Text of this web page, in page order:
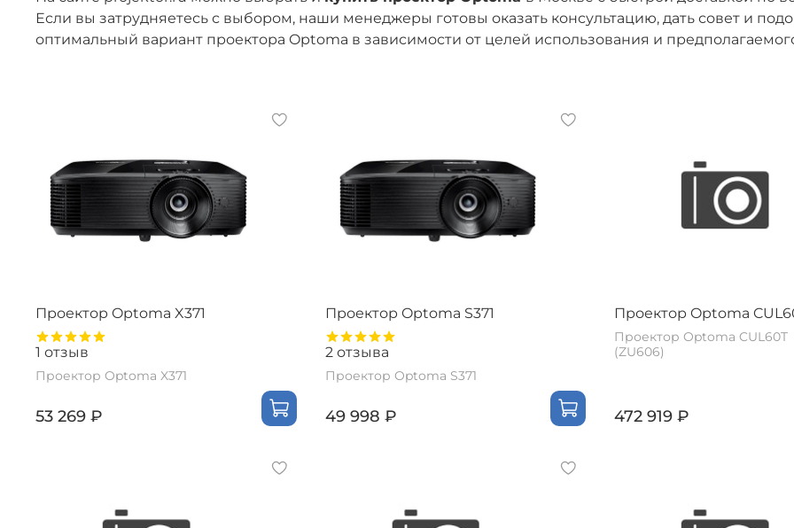
Если вы затрудняетесь с выбором, наши менеджеры готовы оказать консультацию, дать совет и
оптимальный вариант проектора Optoma в зависимости от целей использования и
Проектор Optoma X371
1 отзыв
Проектор Optoma X371
53 269 ₽
Проектор Optoma S371
2 отзыва
Проектор Optoma S371
49 998 ₽
Проектор Optoma
Проектор Optoma CUL60T
(ZU606)
472 919 ₽